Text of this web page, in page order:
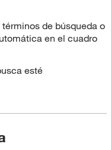
de búsqueda o
en el cuadro
esté